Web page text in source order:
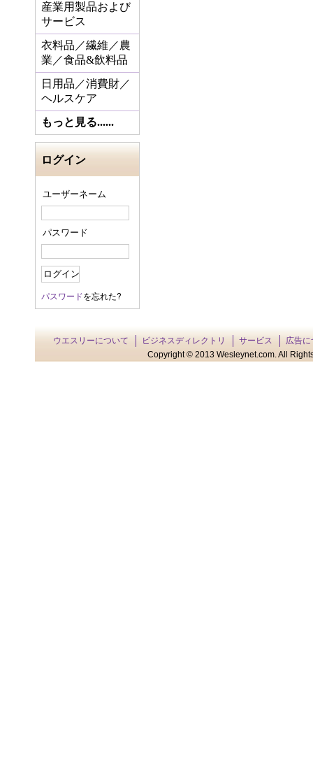
産業用製品および
サービス
衣料品／繊維／農
業／食品&飲料品
日用品／消費財／
ヘルスケア
もっと見る......
ログイン
ユーザーネーム
パスワード
パスワードを忘れた?
ウエスリーについて ビジネスディレクトリ サービス
広告に
Copyright © 2013 Wesleynet.com. All